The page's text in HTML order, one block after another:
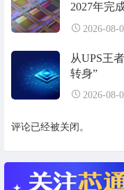
2027年完
2026-08-
从UPS王
转身”
2026-08-
评论已经被关闭。